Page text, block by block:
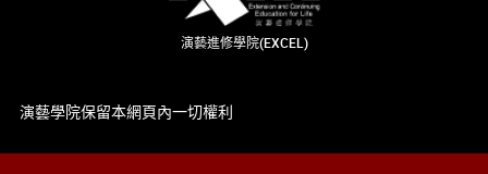
演藝進修學院(EXCEL)
演藝學院保留本網頁內一切權利